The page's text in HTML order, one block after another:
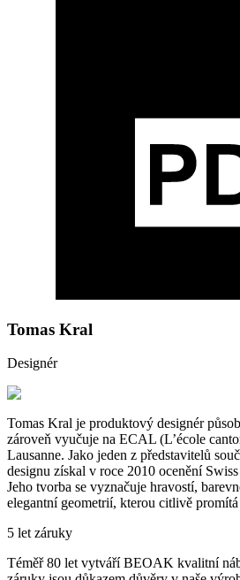
Tomas Kral
Designér
Tomas Kral je produktový designér
zároveň vyučuje na ECAL (L’école
Lausanne. Jako jeden z představitelů
designu získal v roce 2010 ocenění
Jeho tvorba se vyznačuje hravostí,
elegantní geometrií, kterou citlivě
5 let záruky
Téměř 80 let vytváří BEOAK kvalitní